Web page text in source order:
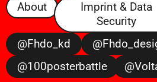
About
Imprint & Data
Security
@fhdo_kd
@100posterbattle